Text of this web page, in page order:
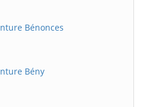
Bénonces
Bény